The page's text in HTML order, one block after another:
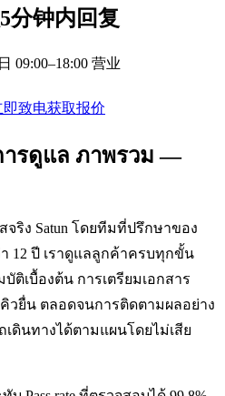
分钟内回复
09:00–18:00 营业
即致电获取报价
ารดูแล ภาพรวม —
ริง Satun โดยทีมที่ปรึกษาของ
12 ปี เราดูแลลูกค้าครบทุกขั้น
เบื้องต้น การเตรียมเอกสาร
วยื่น ตลอดจนการติดตามผลอย่าง
ดินทางได้ตามแผนโดยไม่เสีย